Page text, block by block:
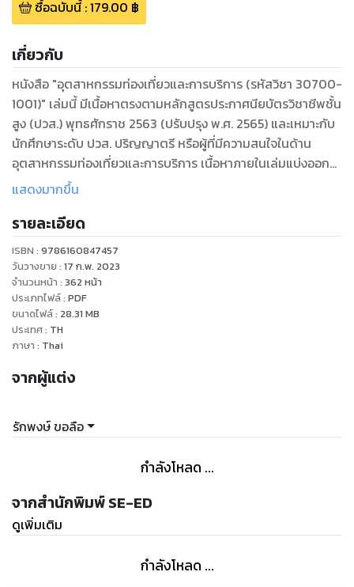
ซื้อฉบับนี้:179.00 ฿
เกี่ยวกับ
หนังสือ "อุตสาหกรรมท่องเที่ยวและการบริการ (รหัสวิชา 30700-
1001)" เล่มนี้ มีเนื้อหาตรงตามหลักสูตรประกาศนียบัตรวิชาชีพชั้น
สูง (ปวส.) พุทธศักราช 2563 (ปรับปรุง พ.ศ. 2565) และเหมาะกับ
นักศึกษาระดับ ปวส. ปริญญาตรี หรือผู้ที่มีความสนใจในด้าน
อุตสาหกรรมท่องเที่ยวและการบริการ เนื้อหาภายในเล่มแบ่งออก
เป็น 13 บท พร้อมทั้งกรณีศึกษา และแบบฝึกหัด เพื่อให้ผู้เรียนมี
แสดงมากขึ้น
รายละเอียด
ISBN : 9786160847457
วันวางขาย : 17 ก.พ. 2023
จำนวนหน้า : 362 หน้า
ประเภทไฟล์: PDF
ขนาดไฟล์: 28.31 MB
ประเทศ: TH
ภาษา : Thai
จากผู้แต่ง
รักพงษ์ ขอลือ
กำลังโหลด ...
จากสำนักพิมพ์ SE-ED
ดูเพิ่มเติม
กำลังโหลด ...